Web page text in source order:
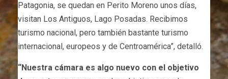
Patagonia, se quedan en Perito Moreno unos días,
visitan Los Antiguos, Lago Posadas. Recibimos
turismo nacional, pero también bastante turismo
internacional, europeos y de Centroamérica”, detalló.
“Nuestra cámara es algo nuevo con el objetivo